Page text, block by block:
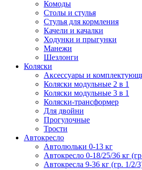
Комоды
Столы и стулья
Стулья для кормления
Качели и качалки
Ходунки и прыгунки
Манежи
Шезлонги
Коляски
Аксессуары и
Коляски модульные 2 в 1
Коляски модульные 3 в 1
Коляски-трансформер
Для двойни
Прогулочные
Трости
Автокресло
Автолюльки 0-13 кг
Автокресло 0-18/25/36 кг
Автокресла 9-36 кг (гр. 1/2/